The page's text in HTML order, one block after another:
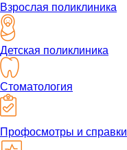
Взрослая поликлиника
Детская поликлиника
Стоматология
Профосмотры и справки